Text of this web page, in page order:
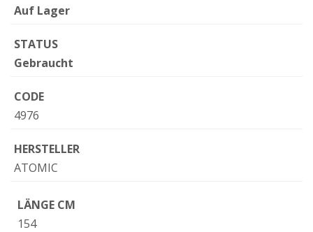
Auf Lager
STATUS
Gebraucht
CODE
4976
HERSTELLER
ATOMIC
LÄNGE CM
154